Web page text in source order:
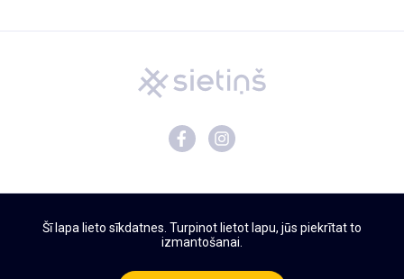
Šī lapa lieto sīkdatnes. Turpinot lietot lapu, jūs piekrītat to
izmantošanai.
Par Sietiņu